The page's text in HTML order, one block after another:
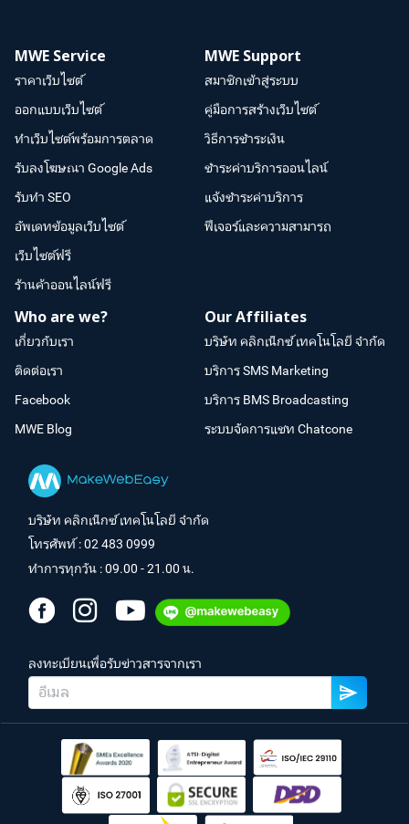
MWE Service
ราคาเว็บไซต์
ออกแบบเว็บไซต์
ทำเว็บไซต์พร้อมการตลาด
รับลงโฆษณา Google Ads
รับทำ SEO
อัพเดทข้อมูลเว็บไซต์
เว็บไซต์ฟรี
ร้านค้าออนไลน์ฟรี
MWE Support
สมาชิกเข้าสู่ระบบ
คู่มือการสร้างเว็บไซต์
วิธีการชำระเงิน
ชำระค่าบริการออนไลน์
แจ้งชำระค่าบริการ
ฟีเจอร์และความสามารถ
Who are we?
เกี่ยวกับเรา
ติดต่อเรา
Facebook
MWE Blog
Our Affiliates
บริษัท คลิกเน็กซ์ เทคโนโลยี จำกัด
บริการ SMS Marketing
บริการ BMS Broadcasting
ระบบจัดการแชท Chatcone
บริษัท คลิกเน็กซ์ เทคโนโลยี จำกัด
โทรศัพท์ :02 483 0999
ทำการทุกวัน : 09.00 - 21.00 น.
ลงทะเบียนเพื่อรับข่าวสารจากเรา